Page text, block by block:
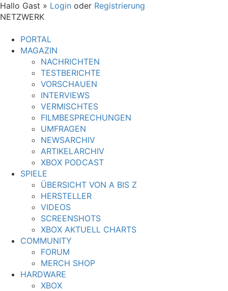
Hallo Gast » Login oder Registrierung
NETZWERK
PORTAL
MAGAZIN
NACHRICHTEN
TESTBERICHTE
VORSCHAUEN
INTERVIEWS
VERMISCHTES
FILMBESPRECHUNGEN
UMFRAGEN
NEWSARCHIV
ARTIKELARCHIV
XBOX PODCAST
SPIELE
ÜBERSICHT VON A BIS Z
HERSTELLER
VIDEOS
SCREENSHOTS
XBOX AKTUELL CHARTS
COMMUNITY
FORUM
MERCH SHOP
HARDWARE
XBOX